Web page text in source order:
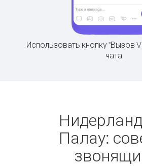
Использовать кнопку "Вызов
чата
Палау: